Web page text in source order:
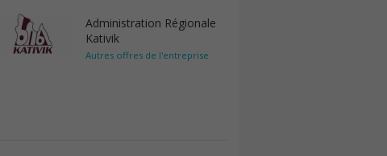
Administration Régionale
Kativik
Autres offres de l'entreprise